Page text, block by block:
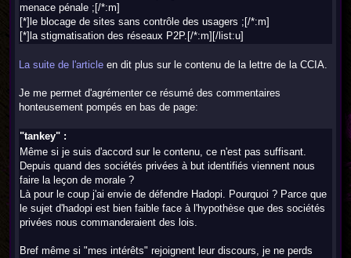
menace pénale ;[/*:m]
[*]le blocage de sites sans contrôle des usagers ;[/*:m]
[*]la stigmatisation des réseaux P2P.[/*:m][/list:u]
La suite de l'article en dit plus sur le contenu de la lettre de la CCIA.
Je me permet d'agrémenter ce résumé des commentaires
honteusement pompés en bas de page:
"tankey" :
Même si je suis d'accord sur le contenu, ce n'est pas suffisant.
Depuis quand des sociétés privées à but identifiés viennent nous
faire la leçon de morale ?
Là pour le coup j'ai envie de défendre Hadopi. Pourquoi ? Parce que
le sujet d'hadopi est bien faible face à l'hypothèse que des sociétés
privées nous commanderaient des lois.
Bref même si "mes intérêts" rejoignent leur discours, je ne perds